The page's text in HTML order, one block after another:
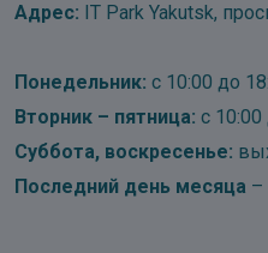
Адрес: IT Park Yakutsk,
Понедельник: с 10:00 до
Вторник – пятница: с 10:00
Суббота, воскресенье:
Последний день месяца –